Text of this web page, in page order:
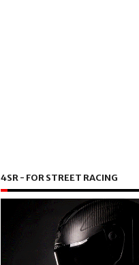
4SR - FOR STREET RACING